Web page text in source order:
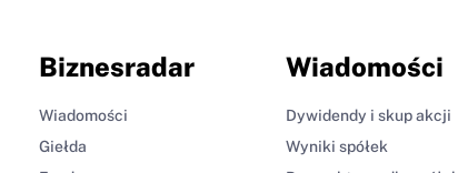
Biznesradar
Wiadomości
Giełda
Wiadomości
Dywidendy i skup akcji
Wyniki spółek